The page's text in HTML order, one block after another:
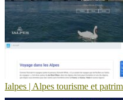
Ialpes | Alpes tourisme et